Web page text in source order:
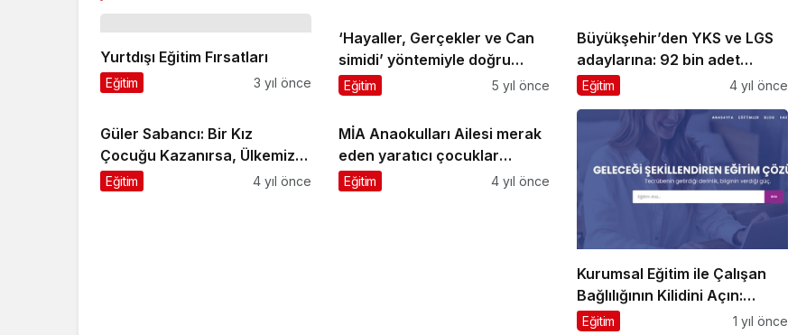
Yurtdışı Eğitim Fırsatları
Eğitim 3 yıl önce
‘Hayaller, Gerçekler ve Can
simidi’ yöntemiyle doğru
tercih listesini oluşturun!
Eğitim 5 yıl önce
Büyükşehir’den YKS ve LGS
adaylarına: 92 bin adet
ücretsiz yardımcı kaynak
Eğitim 4 yıl önce
Güler Sabancı: Bir Kız
Çocuğu Kazanırsa, Ülkemiz
Kazanır
Eğitim 4 yıl önce
MİA Anaokulları Ailesi merak
eden yaratıcı çocuklar
yetiştirmek için hazır
Eğitim 4 yıl önce
Kurumsal Eğitim ile Çalışan
Bağlılığının Kilidini Açın:
Neden En Güçlü Aracınız?
Eğitim 1 yıl önce